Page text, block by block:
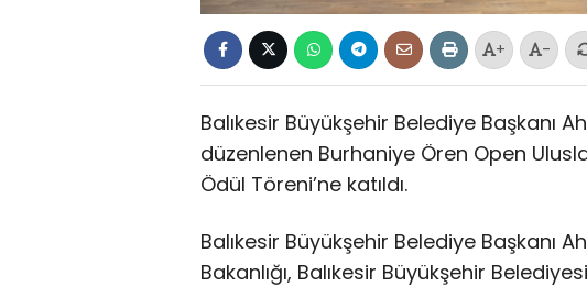
+ -
Balıkesir Büyükşehir Belediye Başkanı
düzenlenen Burhaniye Ören Open
Ödül Töreni’ne katıldı.
Balıkesir Büyükşehir Belediye Başkanı
Bakanlığı, Balıkesir Büyükşehir